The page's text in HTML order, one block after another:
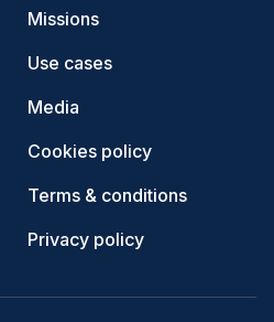
Missions
Use cases
Media
Cookies policy
Terms & conditions
Privacy policy